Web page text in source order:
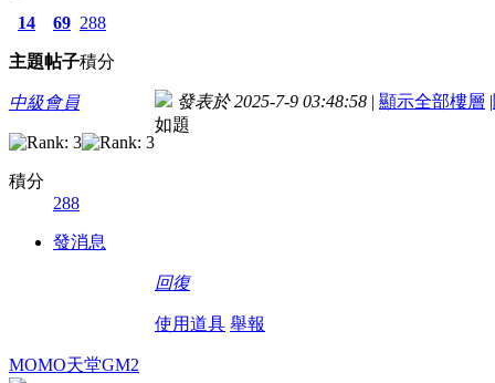
14
主題
69
帖子
288
積分
中級會員
積分
288
發消息
發表於 2025-7-9 03:48:58 | 顯示全部樓層 |
如題
回復
使用道具 舉報
MOMO天堂GM2